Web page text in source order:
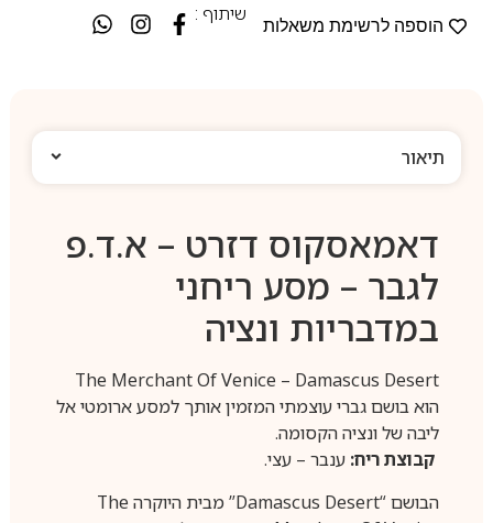
הוספה לרשימת משאלות
שיתוף :
תיאור
דאמאסקוס דזרט – א.ד.פ
לגבר – מסע ריחני
במדבריות ונציה
The Merchant Of Venice – Damascus Desert
הוא בושם גברי עוצמתי המזמין אותך למסע ארומטי אל
ליבה של ונציה הקסומה.
קבוצת ריח:ענבר – עצי.
הבושם “Damascus Desert” מבית היוקרה The